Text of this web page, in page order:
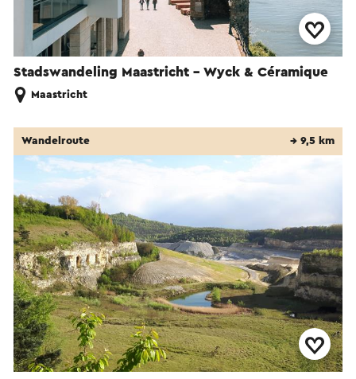
Stadswandeling Maastricht - Wyck & Céramique
Maastricht
Wandelroute → 9,5 km